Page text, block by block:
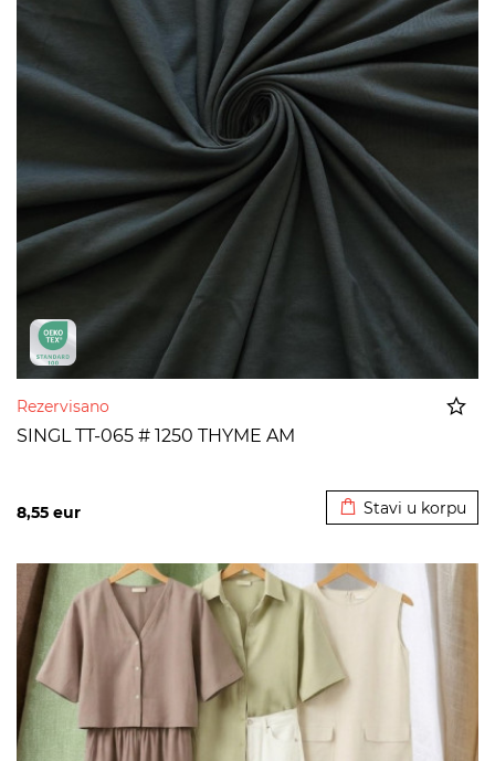
Rezervisano
SINGL TT-065 # 1250 THYME AM
8,55 eur Stavi u korpu